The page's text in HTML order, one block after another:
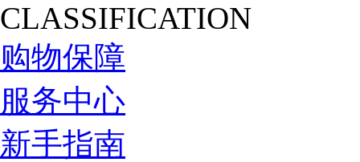
CLASSIFICATION
购物保障
服务中心
新手指南